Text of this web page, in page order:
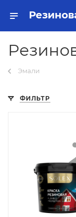
Эмали
ФИЛЬТР